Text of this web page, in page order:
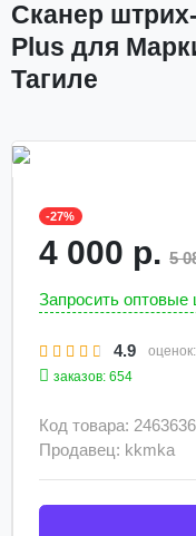
Сканер
Plus для
Тагиле
-27%
4 000 р. 5
Запросить оптовые
4.9 оценок:
заказов: 654
Код товара: 2463636
Продавец: kkmka